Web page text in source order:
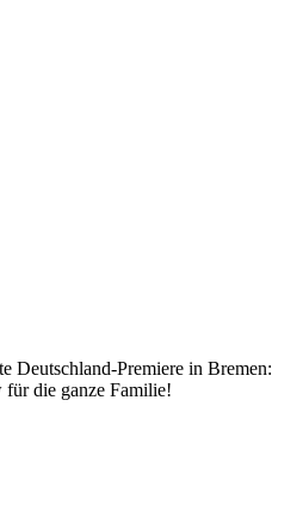
Deutschland-Premiere in Bremen:
die ganze Familie!